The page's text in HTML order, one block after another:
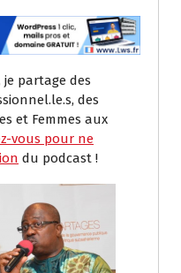
je partage des
des
et Femmes aux
vous pour ne
du podcast !